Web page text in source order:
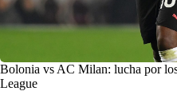
Bolonia vs AC Milan: lucha por
League